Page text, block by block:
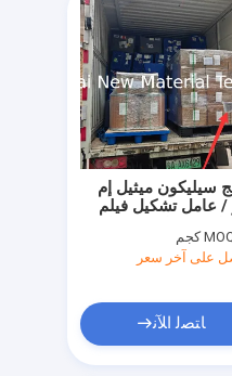
سيليكون ميثيل إم
/ عامل تشكيل فيلم
سيليكات
على آخر سعر
ﺎﺘﺼﻟ ﺍﻶﻧ